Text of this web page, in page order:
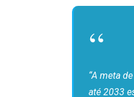
“A meta
até 2033